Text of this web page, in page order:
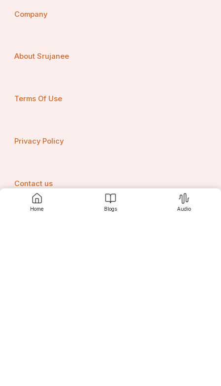
Home Blogs Audio
Company
About Srujanee
Terms Of Use
Privacy Policy
Contact us